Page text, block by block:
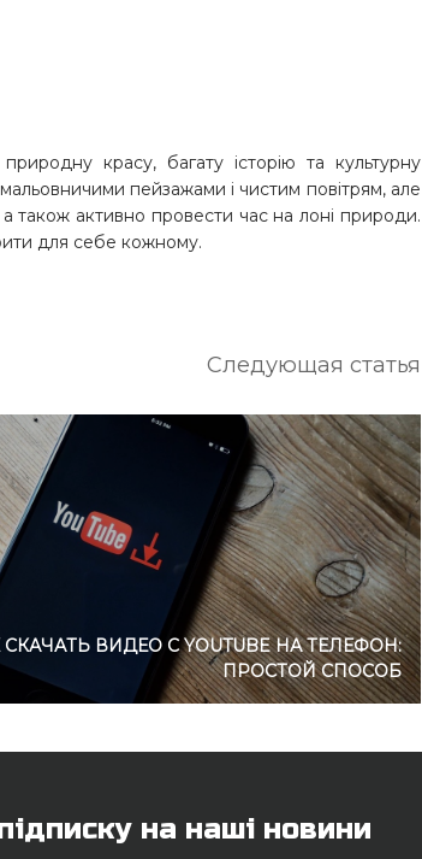
красу, багату історію та культурну
пейзажами і чистим повітрям, але
також активно провести час на лоні природи.
для себе кожному.
Следующая статья
СКАЧАТЬ ВИДЕО С YOUTUBE НА ТЕЛЕФОН:
ПРОСТОЙ СПОСОБ
на наші новини